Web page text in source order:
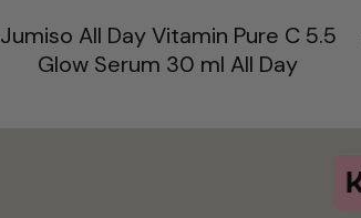
Jumiso All Day Vitamin Pure C 5.5
Glow Serum 30 ml All Day